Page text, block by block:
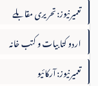
تعمیرنیوز: تحریری مقابلے
اردو کتابیات و کتب خانہ
تعمیرنیوز: آرکائیو